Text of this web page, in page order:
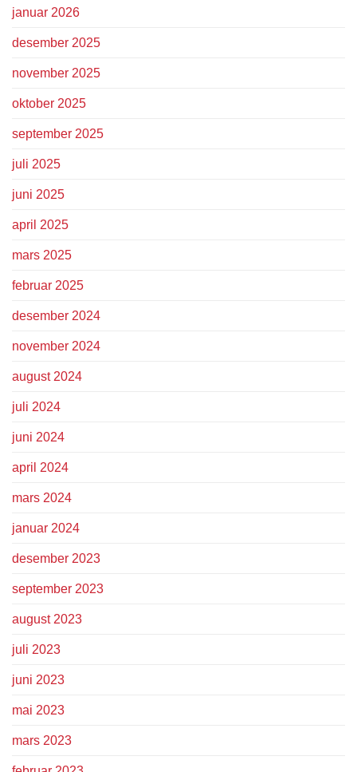
januar 2026
desember 2025
november 2025
oktober 2025
september 2025
juli 2025
juni 2025
april 2025
mars 2025
februar 2025
desember 2024
november 2024
august 2024
juli 2024
juni 2024
april 2024
mars 2024
januar 2024
desember 2023
september 2023
august 2023
juli 2023
juni 2023
mai 2023
mars 2023